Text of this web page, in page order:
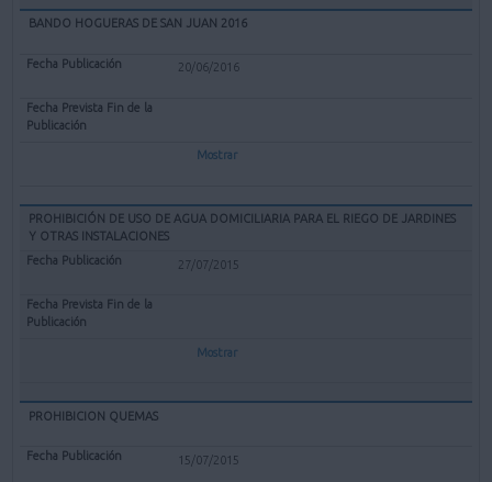
BANDO HOGUERAS DE SAN JUAN 2016
20/06/2016
Mostrar
PROHIBICIÓN DE USO DE AGUA DOMICILIARIA PARA EL RIEGO DE JARDINES
Y OTRAS INSTALACIONES
27/07/2015
Mostrar
PROHIBICION QUEMAS
15/07/2015